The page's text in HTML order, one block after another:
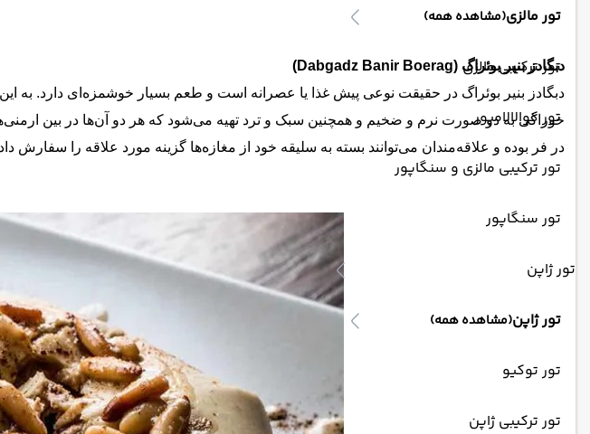
تور مالزی(مشاهده همه)
تور ترکیبی مالزی
تور کوالالامپور
تور ترکیبی مالزی و سنگاپور
تور سنگاپور
تور ژاپن
تور ژاپن(مشاهده همه)
تور توکیو
تور ترکیبی ژاپن
دبگادز بنیر بوئراگ (Dabgadz Banir Boerag)
دبگادز بنیر بوئراگ در حقیقت نوعی پیش غذا یا عصرانه است و طعم بسیار خوشمزه‌ای
خوراکی به دو صورت نرم و ضخیم و همچنین سبک و ترد تهیه می‌شود که هر دو آن‌ها در بین
در فر بوده و علاقه‌مندان می‌توانند بسته به سلیقه خود از مغازه‌ها گزینه مورد علاقه را سفارش